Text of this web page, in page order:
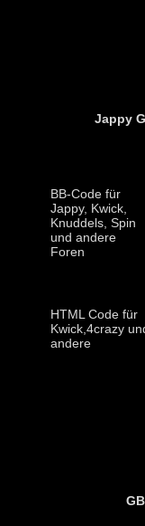
Jappy
BB-Code für
Jappy, Kwick,
Knuddels, Spin
und andere
Foren
HTML Code für
Kwick,4crazy
andere